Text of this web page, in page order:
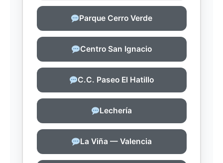
Parque Cerro Verde
Centro San Ignacio
C.C. Paseo El Hatillo
Lechería
La Viña — Valencia